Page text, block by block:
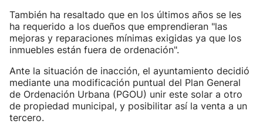
También ha resaltado que en los últimos años se les
ha requerido a los dueños que emprendieran "las
mejoras y reparaciones mínimas exigidas ya que los
inmuebles están fuera de ordenación".
Ante la situación de inacción, el ayuntamiento decidió
mediante una modificación puntual del Plan General
de Ordenación Urbana (PGOU) unir este solar a otro
de propiedad municipal, y posibilitar así la venta a un
tercero.